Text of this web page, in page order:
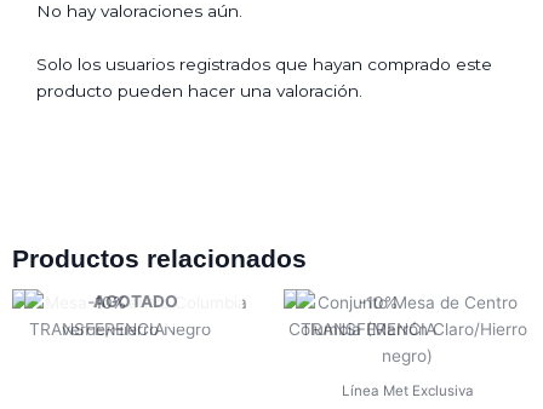
No hay valoraciones aún.
Solo los usuarios registrados que hayan comprado este
producto pueden hacer una valoración.
Productos relacionados
AGOTADO
Línea Met Exclusiva
El
original
era:
El
actual